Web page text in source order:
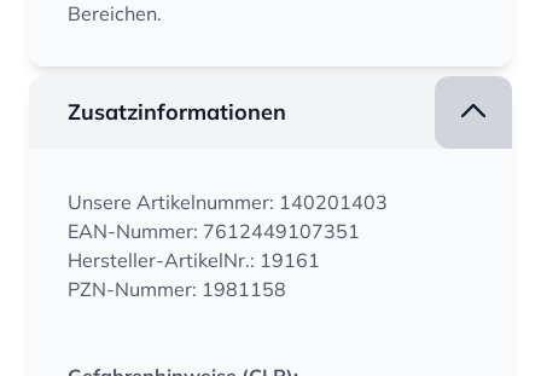
Bereichen.
Zusatzinformationen
Unsere Artikelnummer: 140201403
EAN-Nummer: 7612449107351
Hersteller-ArtikelNr.: 19161
PZN-Nummer: 1981158